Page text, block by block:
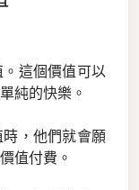
這個價值可以
純的快樂。
，他們就會願
值付費。